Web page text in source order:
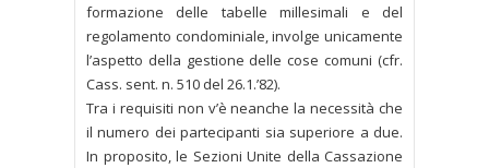
formazione delle tabelle millesimali e del
regolamento condominiale, involge unicamente
l’aspetto della gestione delle cose comuni (cfr.
Cass. sent. n. 510 del 26.1.’82).
Tra i requisiti non v’è neanche la necessità che
il numero dei partecipanti sia superiore a due.
In proposito, le Sezioni Unite della Cassazione